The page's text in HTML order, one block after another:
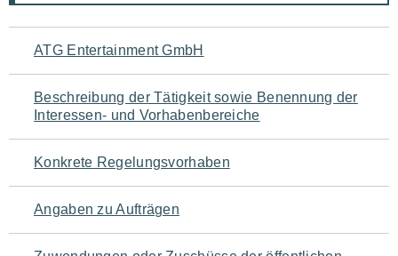
Navigation
für
den
Seiteninhalt
ATG Entertainment GmbH
Beschreibung der Tätigkeit sowie Benennung der
Interessen- und Vorhabenbereiche
Konkrete Regelungsvorhaben
Angaben zu Aufträgen